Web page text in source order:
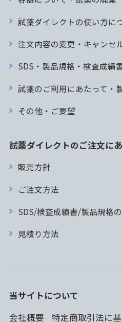
試薬ダイレクトの使い方に
注文内容の変更・キャンセ
SDS・製品規格・検査成績
試薬のご利用にあたって・
その他・ご要望
試薬ダイレクトのご注文に
販売方針
ご注文方法
SDS/検査成績書/製品規格
見積り方法
当サイトについて
会社概要
特定商取引法に